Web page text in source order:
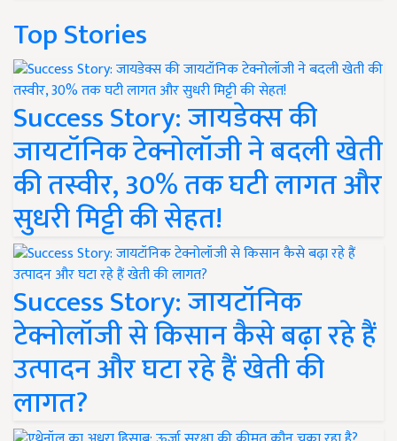
Top Stories
Success Story: जायडेक्स की
जायटॉनिक टेक्नोलॉजी ने बदली खेती
की तस्वीर, 30% तक घटी लागत और
सुधरी मिट्टी की सेहत!
Success Story: जायटॉनिक
टेक्नोलॉजी से किसान कैसे बढ़ा रहे हैं
उत्पादन और घटा रहे हैं खेती की
लागत?